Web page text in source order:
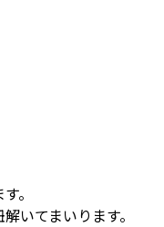
。
いてまいります。